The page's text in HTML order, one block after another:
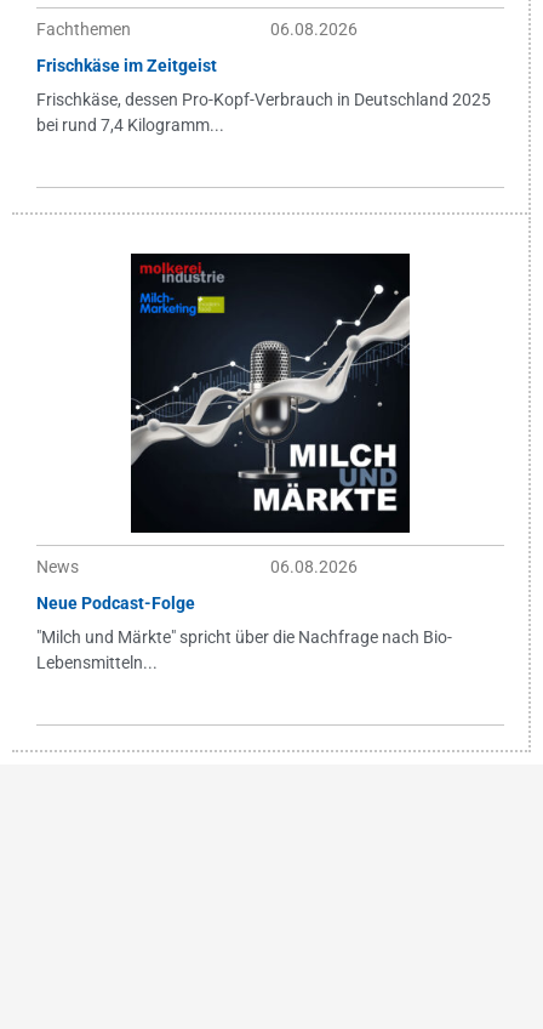
Fachthemen
06.08.2026
Frischkäse im Zeitgeist
Frischkäse, dessen Pro-Kopf-Verbrauch in Deutschland 2025
bei rund 7,4 Kilogramm...
News
06.08.2026
Neue Podcast-Folge
"Milch und Märkte" spricht über die Nachfrage nach Bio-
Lebensmitteln...